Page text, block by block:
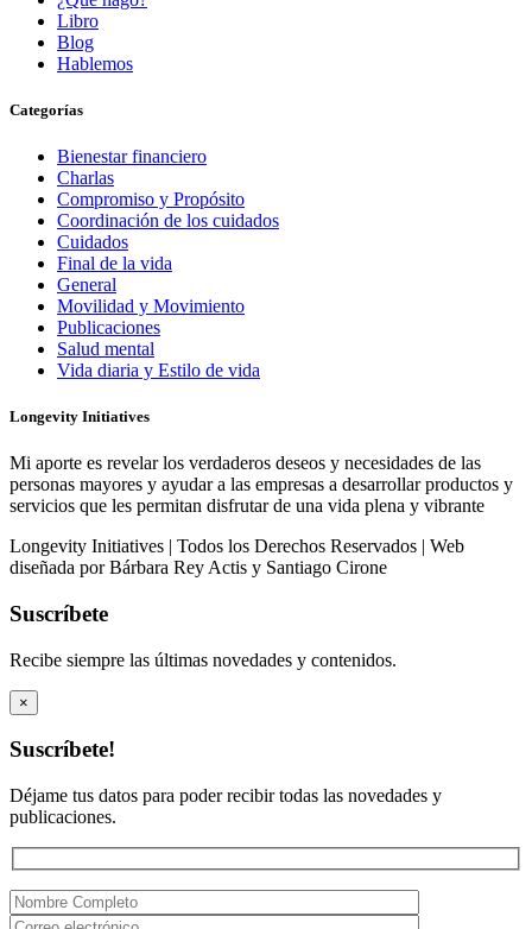
Libro
Blog
Hablemos
Categorías
Bienestar financiero
Charlas
Compromiso y Propósito
Coordinación de los cuidados
Cuidados
Final de la vida
General
Movilidad y Movimiento
Publicaciones
Salud mental
Vida diaria y Estilo de vida
Longevity Initiatives
Mi aporte es revelar los verdaderos deseos y necesidades de las
personas mayores y ayudar a las empresas a desarrollar productos y
servicios que les permitan disfrutar de una vida plena y vibrante
Longevity Initiatives | Todos los Derechos Reservados | Web
diseñada por Bárbara Rey Actis y Santiago Cirone
Suscríbete
Recibe siempre las últimas novedades y contenidos.
×
Suscríbete!
Déjame tus datos para poder recibir todas las novedades y
publicaciones.